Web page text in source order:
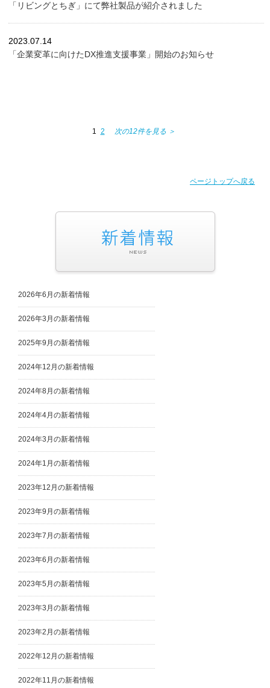
「リビングとちぎ」にて弊社製品が紹介されました
2023.07.14
「企業変革に向けたDX推進支援事業」開始のお知らせ
1 2 次の12件を見る ＞
ページトップへ戻る
2026年6月の新着情報
2026年3月の新着情報
2025年9月の新着情報
2024年12月の新着情報
2024年8月の新着情報
2024年4月の新着情報
2024年3月の新着情報
2024年1月の新着情報
2023年12月の新着情報
2023年9月の新着情報
2023年7月の新着情報
2023年6月の新着情報
2023年5月の新着情報
2023年3月の新着情報
2023年2月の新着情報
2022年12月の新着情報
2022年11月の新着情報